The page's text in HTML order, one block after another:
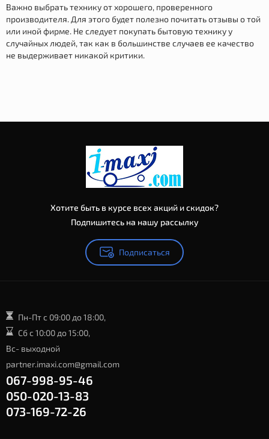
Важно выбрать технику от хорошего, проверенного
производителя. Для этого будет полезно почитать отзывы о той
или иной фирме. Не следует покупать бытовую технику у
случайных людей, так как в большинстве случаев ее качество
не выдерживает никакой критики.
Хотите быть в курсе всех акций и скидок?
Подпишитесь на нашу рассылку
Подписаться
Пн-Пт с 09:00 до 18:00,
Сб с 10:00 до 15:00,
Вс- выходной
partner.imaxi.com@gmail.com
067-998-95-46
050-020-13-83
073-169-72-26